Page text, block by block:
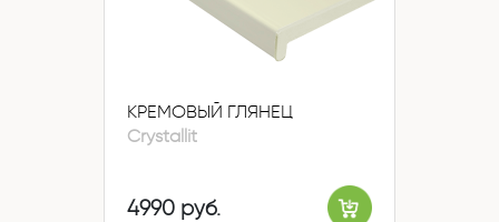
КРЕМОВЫЙ ГЛЯНЕЦ
Crystallit
4990 руб.